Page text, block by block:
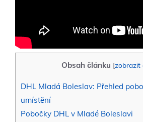
Obsah článku [zobrazit
DHL Mladá Boleslav: Přehled
umístění
Pobočky DHL v Mladé Boleslavi